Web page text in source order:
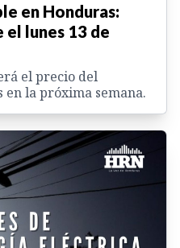
en Honduras:
el lunes 13 de
el precio del
la próxima semana.